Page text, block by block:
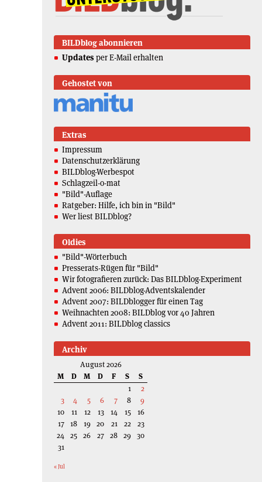
BILDblog abonnieren
Updates per E-Mail erhalten
Gehostet von
Extras
Impressum
Datenschutzerklärung
BILDblog-Werbespot
Schlagzeil-o-mat
"Bild"-Auflage
Ratgeber: Hilfe, ich bin in "Bild"
Wer liest BILDblog?
Oldies
"Bild"-Wörterbuch
Presserats-Rügen für "Bild"
Wir fotografieren zurück: Das BILDblog-Experiment
Advent 2006: BILDblog-Adventskalender
Advent 2007: BILDblogger für einen Tag
Weihnachten 2008: BILDblog vor 40 Jahren
Advent 2011: BILDblog classics
Archiv
August 2026
M
D M D F S
S
1
2
3
4 5 6 7 8
9
10
11 12 13 14 15
16
17 18 19 20 21 22
23
24 25 26 27 28 29 30
31
« Jul